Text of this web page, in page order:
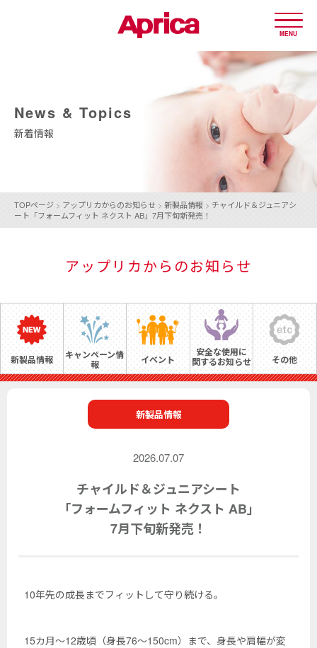
MENU
News & Topics
新着情報
TOPページ > アップリカからのお知らせ > 新製品情報 > チャイルド＆ジュニアシ
ート「フォームフィット ネクスト AB」7月下旬新発売！
アップリカからのお知らせ
新製品情報 キャンペーン情
報 イベント
安全な使用に
関するお知らせ その他
新製品情報
2026.07.07
チャイルド＆ジュニアシート
「フォームフィット ネクスト AB」
7月下旬新発売！
10年先の成長までフィットして守り続ける。
15カ月～12歳頃（身長76～150cm）まで、身長や肩幅が変